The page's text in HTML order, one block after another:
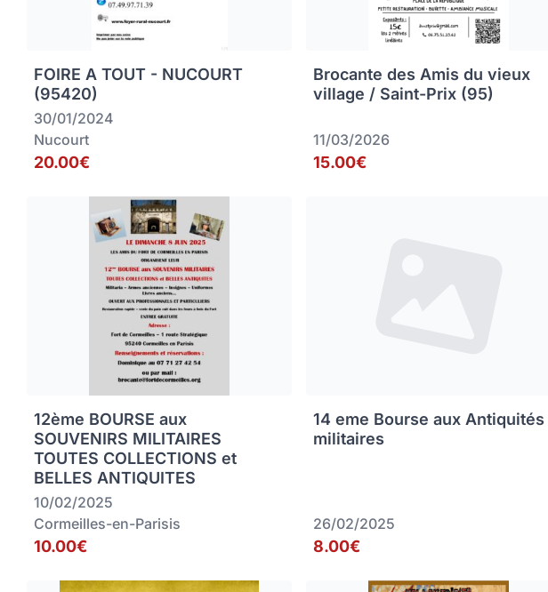
FOIRE A TOUT - NUCOURT
(95420)
30/01/2024
Nucourt
20.00€
Brocante des Amis du vieux
village / Saint-Prix (95)
11/03/2026
15.00€
12ème BOURSE aux
SOUVENIRS MILITAIRES
TOUTES COLLECTIONS et
BELLES ANTIQUITES
10/02/2025
Cormeilles-en-Parisis
10.00€
14 eme Bourse aux Antiquités
militaires
26/02/2025
8.00€